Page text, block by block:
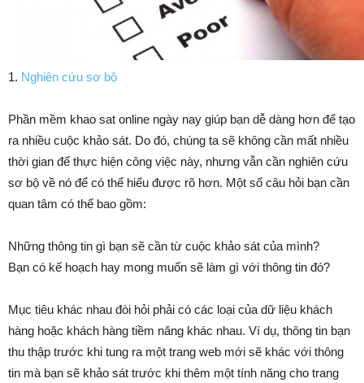
1. Nghiên cứu sơ bộ
Phần mềm khao sat online ngày nay giúp bạn dễ dàng hơn để tạo
ra nhiều cuộc khảo sát. Do đó, chúng ta sẽ không cần mất nhiều
thời gian để thực hiện công việc này, nhưng vẫn cần nghiên cứu
sơ bộ về nó để có thể hiểu được rõ hơn. Một số câu hỏi bạn cần
quan tâm có thể bao gồm:
Những thông tin gì bạn sẽ cần từ cuộc khảo sát của mình?
Bạn có kế hoạch hay mong muốn sẽ làm gì với thông tin đó?
Mục tiêu khác nhau đòi hỏi phải có các loại của dữ liệu khách
hàng hoặc khách hàng tiềm năng khác nhau. Ví dụ, thông tin bạn
thu thập trước khi tung ra một trang web mới sẽ khác với thông
tin mà bạn sẽ khảo sát trước khi thêm một tính năng cho trang